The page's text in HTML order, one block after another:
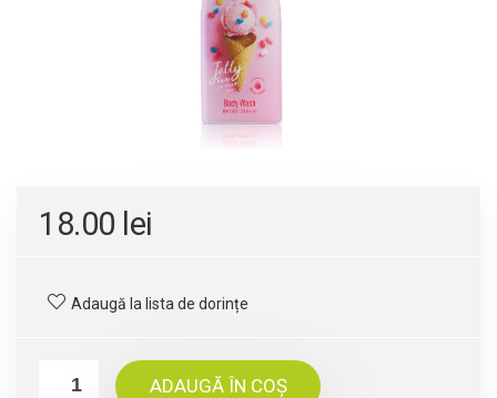
18.00 lei
Adaugă la lista de dorințe
ADAUGĂ ÎN COȘ